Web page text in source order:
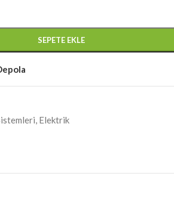
SEPETE EKLE
, Elektrik